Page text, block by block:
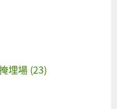
埋場 (23)